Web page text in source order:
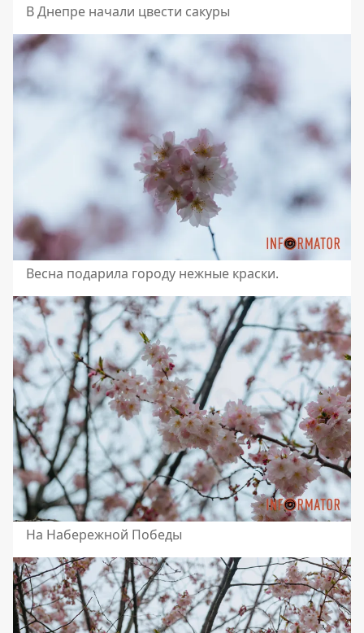
В Днепре начали цвести сакуры
Весна подарила городу нежные краски.
На Набережной Победы